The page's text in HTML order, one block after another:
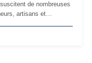
de nombreuses
artisans et
TVA : les règles